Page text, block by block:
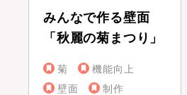
みんなで作る壁面
「秋麗の菊まつり」
菊
機能向上
壁面
制作